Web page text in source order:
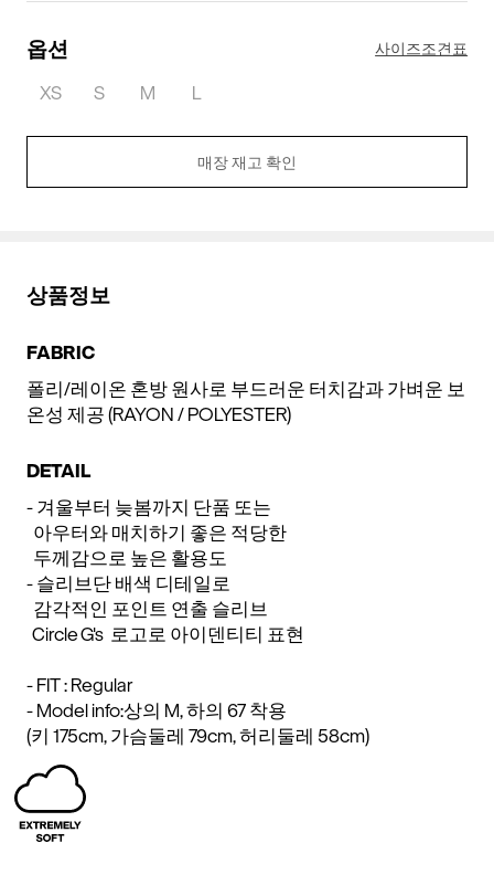
옵션 사이즈조견표
XS S M L
매장 재고 확인
상품정보
FABRIC
폴리/레이온 혼방 원사로 부드러운 터치감과 가벼운 보
온성 제공 (RAYON / POLYESTER)
DETAIL
- 겨울부터 늦봄까지 단품 또는
아우터와 매치하기 좋은 적당한
두께감으로 높은 활용도
- 슬리브단 배색 디테일로
감각적인 포인트 연출 슬리브
Circle G's 로고로 아이덴티티 표현
- FIT : Regular
- Model info:상의 M, 하의 67 착용
(키 175cm, 가슴둘레 79cm, 허리둘레 58cm)